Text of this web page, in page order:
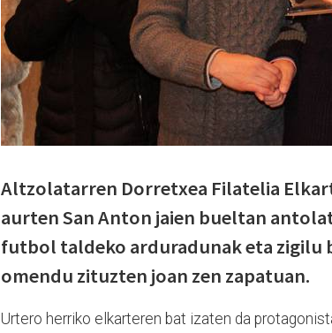
Altzolatarren Dorretxea Filatelia
aurten San Anton jaien bueltan
futbol taldeko arduradunak eta
omendu zituzten joan zen zapatuan.
Urtero herriko elkarteren bat izaten da